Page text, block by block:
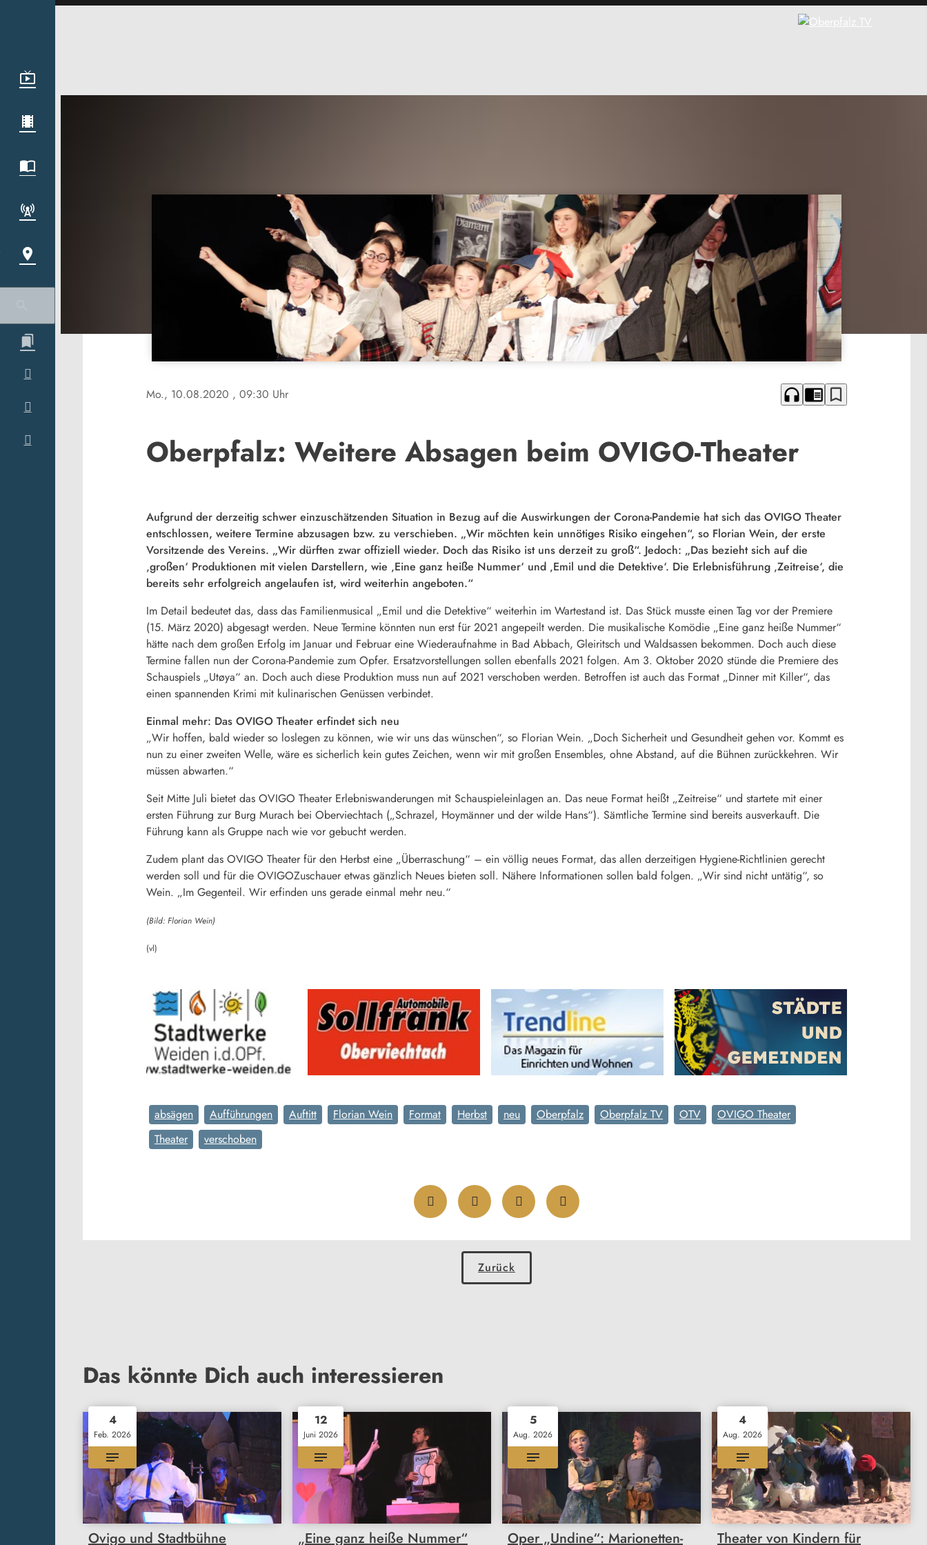
Mo., 10.08.2020 , 09:30 Uhr headphones chrome_reader_mode bookmark_border
Oberpfalz: Weitere Absagen beim OVIGO-Theater
Aufgrund der derzeitig schwer einzuschätzenden Situation in Bezug auf die Auswirkungen der Corona-Pandemie hat sich das OVIGO Theater
entschlossen, weitere Termine abzusagen bzw. zu verschieben. „Wir möchten kein unnötiges Risiko eingehen“, so Florian Wein, der erste
Vorsitzende des Vereins. „Wir dürften zwar offiziell wieder. Doch das Risiko ist uns derzeit zu groß“. Jedoch: „Das bezieht sich auf die
‚großen‘ Produktionen mit vielen Darstellern, wie ‚Eine ganz heiße Nummer‘ und ‚Emil und die Detektive‘. Die Erlebnisführung ‚Zeitreise‘, die
bereits sehr erfolgreich angelaufen ist, wird weiterhin angeboten.“
Im Detail bedeutet das, dass das Familienmusical „Emil und die Detektive“ weiterhin im Wartestand ist. Das Stück musste einen Tag vor der Premiere
(15. März 2020) abgesagt werden. Neue Termine könnten nun erst für 2021 angepeilt werden. Die musikalische Komödie „Eine ganz heiße Nummer“
hätte nach dem großen Erfolg im Januar und Februar eine Wiederaufnahme in Bad Abbach, Gleiritsch und Waldsassen bekommen. Doch auch diese
Termine fallen nun der Corona-Pandemie zum Opfer. Ersatzvorstellungen sollen ebenfalls 2021 folgen. Am 3. Oktober 2020 stünde die Premiere des
Schauspiels „Utøya“ an. Doch auch diese Produktion muss nun auf 2021 verschoben werden. Betroffen ist auch das Format „Dinner mit Killer“, das
einen spannenden Krimi mit kulinarischen Genüssen verbindet.
Einmal mehr: Das OVIGO Theater erfindet sich neu
„Wir hoffen, bald wieder so loslegen zu können, wie wir uns das wünschen“, so Florian Wein. „Doch Sicherheit und Gesundheit gehen vor. Kommt es
nun zu einer zweiten Welle, wäre es sicherlich kein gutes Zeichen, wenn wir mit großen Ensembles, ohne Abstand, auf die Bühnen zurückkehren. Wir
müssen abwarten.“
Seit Mitte Juli bietet das OVIGO Theater Erlebniswanderungen mit Schauspieleinlagen an. Das neue Format heißt „Zeitreise“ und startete mit einer
ersten Führung zur Burg Murach bei Oberviechtach („Schrazel, Hoymänner und der wilde Hans“). Sämtliche Termine sind bereits ausverkauft. Die
Führung kann als Gruppe nach wie vor gebucht werden.
Zudem plant das OVIGO Theater für den Herbst eine „Überraschung“ – ein völlig neues Format, das allen derzeitigen Hygiene-Richtlinien gerecht
werden soll und für die OVIGOZuschauer etwas gänzlich Neues bieten soll. Nähere Informationen sollen bald folgen. „Wir sind nicht untätig“, so
Wein. „Im Gegenteil. Wir erfinden uns gerade einmal mehr neu.“
(Bild: Florian Wein)
(vl)
absägen Aufführungen Auftitt Florian Wein Format Herbst neu Oberpfalz Oberpfalz TV OTV
OVIGO Theater
Theater
verschoben
Zurück
Das könnte Dich auch interessieren
4
Feb. 2026
Ovigo und Stadtbühne
12
Juni 2026
„Eine ganz heiße Nummer“
5
Aug. 2026
Oper „Undine“: Marionetten-
4
Aug. 2026
Theater von Kindern für